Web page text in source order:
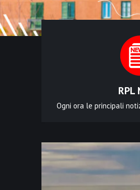
RPL
Ogni ora le principali